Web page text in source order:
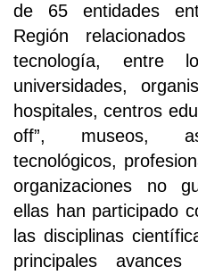
de 65 entidades
Región
tecnología, entre
universidades,
hospitales, centros
off”, museos,
tecnológicos,
organizaciones no
ellas han participado
las disciplinas
principales